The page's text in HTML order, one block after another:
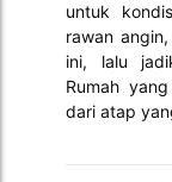
untuk
rawan
ini, lalu
Rumah
dari atap